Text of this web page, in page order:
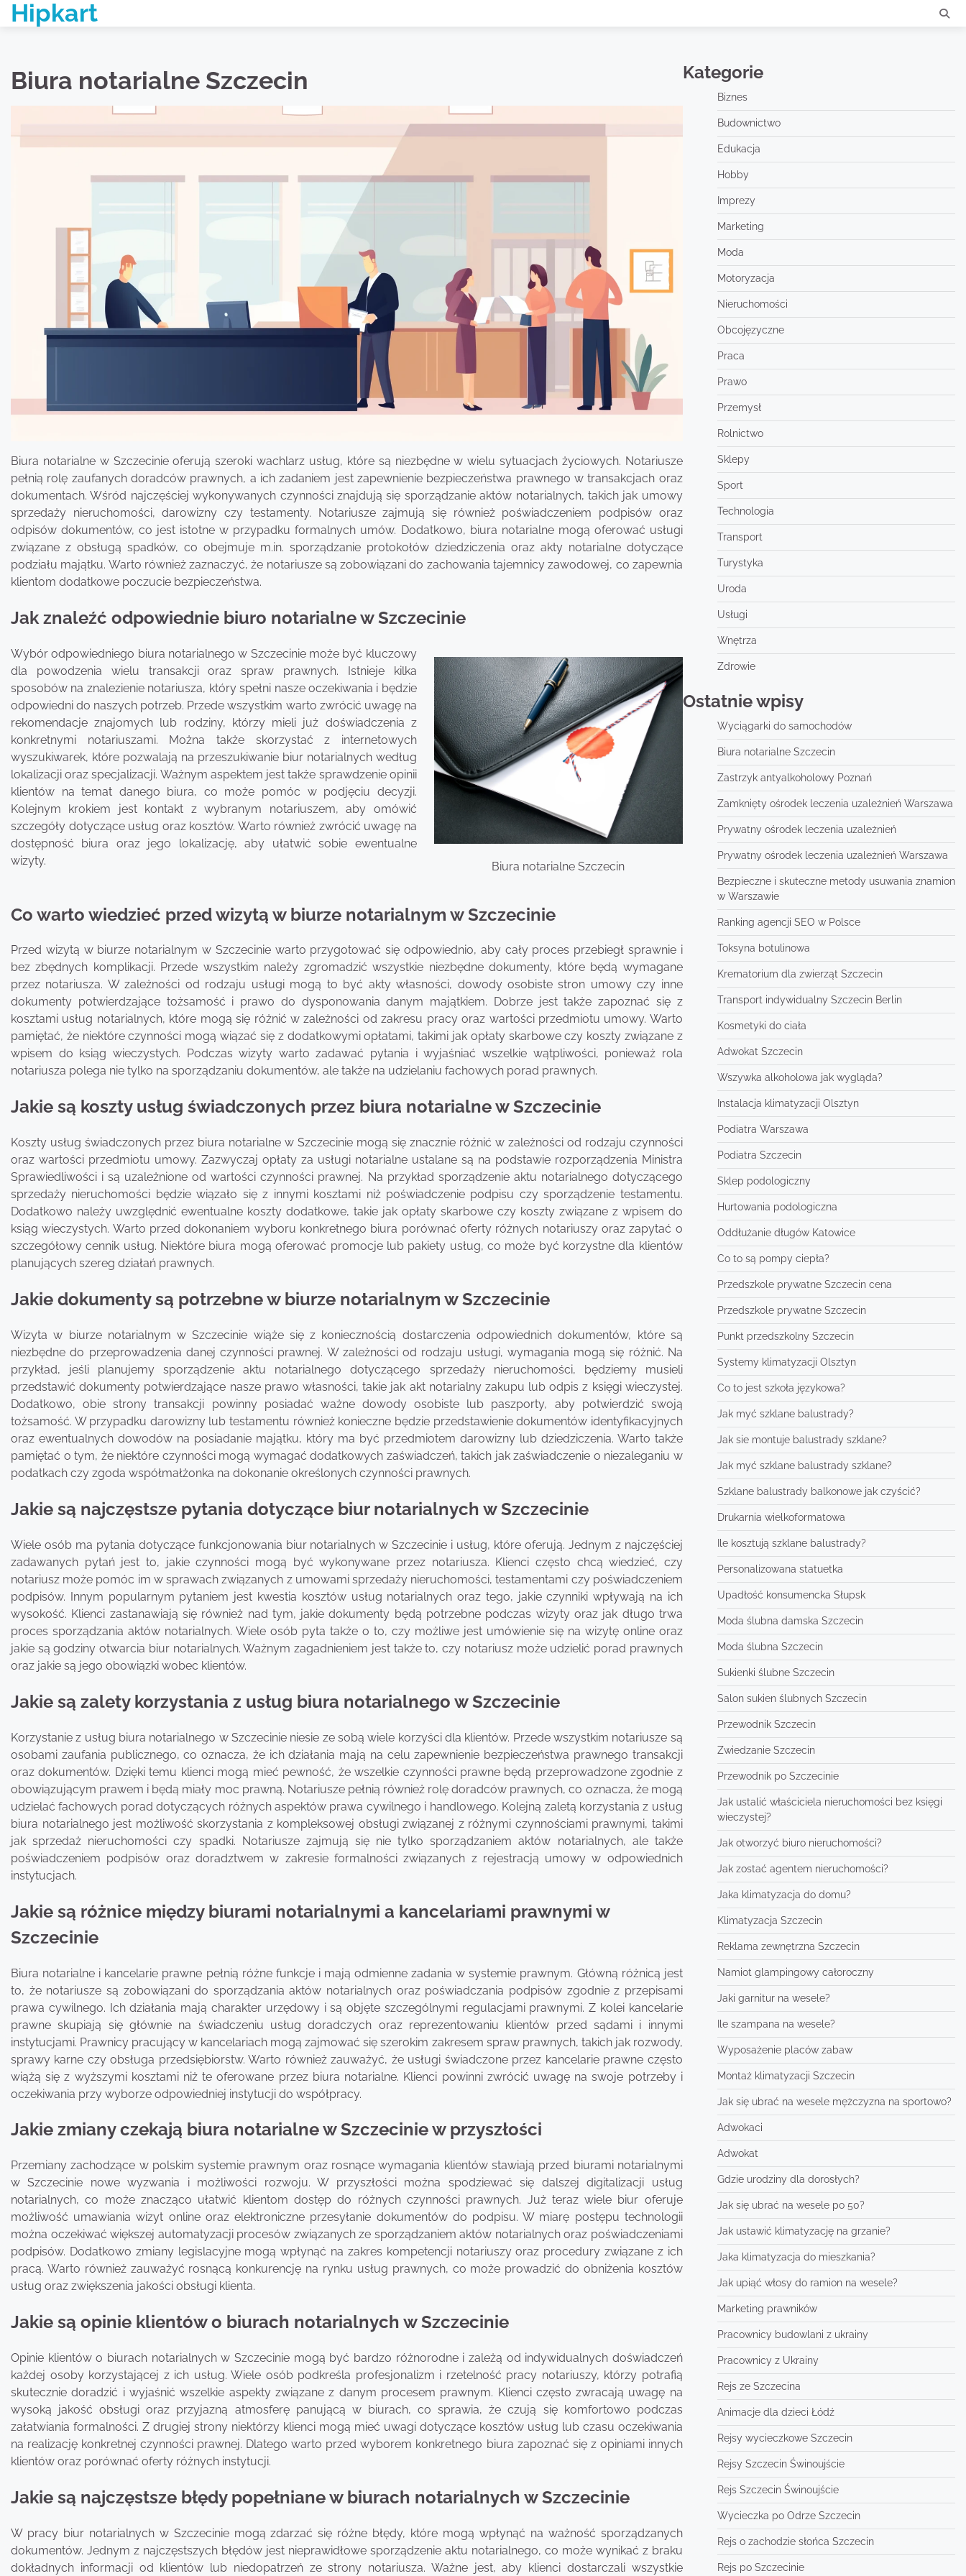
SkipHipkart
Biura notarialne Szczecin
Biura notarialne w Szczecinie oferują szeroki wachlarz usług, które są niezbędne w wielu sytuacjach życiowych. Notariusze
pełnią rolę zaufanych doradców prawnych, a ich zadaniem jest zapewnienie bezpieczeństwa prawnego w transakcjach oraz
dokumentach. Wśród najczęściej wykonywanych czynności znajdują się sporządzanie aktów notarialnych, takich jak umowy
sprzedaży nieruchomości, darowizny czy testamenty. Notariusze zajmują się również poświadczeniem podpisów oraz
odpisów dokumentów, co jest istotne w przypadku formalnych umów. Dodatkowo, biura notarialne mogą oferować usługi
związane z obsługą spadków, co obejmuje m.in. sporządzanie protokołów dziedziczenia oraz akty notarialne dotyczące
podziału majątku. Warto również zaznaczyć, że notariusze są zobowiązani do zachowania tajemnicy zawodowej, co zapewnia
klientom dodatkowe poczucie bezpieczeństwa.
Jak znaleźć odpowiednie biuro notarialne w Szczecinie
Biura notarialne Szczecin
Wybór odpowiedniego biura notarialnego w Szczecinie może być kluczowy
dla powodzenia wielu transakcji oraz spraw prawnych. Istnieje kilka
sposobów na znalezienie notariusza, który spełni nasze oczekiwania i będzie
odpowiedni do naszych potrzeb. Przede wszystkim warto zwrócić uwagę na
rekomendacje znajomych lub rodziny, którzy mieli już doświadczenia z
konkretnymi notariuszami. Można także skorzystać z internetowych
wyszukiwarek, które pozwalają na przeszukiwanie biur notarialnych według
lokalizacji oraz specjalizacji. Ważnym aspektem jest także sprawdzenie opinii
klientów na temat danego biura, co może pomóc w podjęciu decyzji.
Kolejnym krokiem jest kontakt z wybranym notariuszem, aby omówić
szczegóły dotyczące usług oraz kosztów. Warto również zwrócić uwagę na
dostępność biura oraz jego lokalizację, aby ułatwić sobie ewentualne
wizyty.
Co warto wiedzieć przed wizytą w biurze notarialnym w Szczecinie
Przed wizytą w biurze notarialnym w Szczecinie warto przygotować się odpowiednio, aby cały proces przebiegł sprawnie i
bez zbędnych komplikacji. Przede wszystkim należy zgromadzić wszystkie niezbędne dokumenty, które będą wymagane
przez notariusza. W zależności od rodzaju usługi mogą to być akty własności, dowody osobiste stron umowy czy inne
dokumenty potwierdzające tożsamość i prawo do dysponowania danym majątkiem. Dobrze jest także zapoznać się z
kosztami usług notarialnych, które mogą się różnić w zależności od zakresu pracy oraz wartości przedmiotu umowy. Warto
pamiętać, że niektóre czynności mogą wiązać się z dodatkowymi opłatami, takimi jak opłaty skarbowe czy koszty związane z
wpisem do ksiąg wieczystych. Podczas wizyty warto zadawać pytania i wyjaśniać wszelkie wątpliwości, ponieważ rola
notariusza polega nie tylko na sporządzaniu dokumentów, ale także na udzielaniu fachowych porad prawnych.
Jakie są koszty usług świadczonych przez biura notarialne w Szczecinie
Koszty usług świadczonych przez biura notarialne w Szczecinie mogą się znacznie różnić w zależności od rodzaju czynności
oraz wartości przedmiotu umowy. Zazwyczaj opłaty za usługi notarialne ustalane są na podstawie rozporządzenia Ministra
Sprawiedliwości i są uzależnione od wartości czynności prawnej. Na przykład sporządzenie aktu notarialnego dotyczącego
sprzedaży nieruchomości będzie wiązało się z innymi kosztami niż poświadczenie podpisu czy sporządzenie testamentu.
Dodatkowo należy uwzględnić ewentualne koszty dodatkowe, takie jak opłaty skarbowe czy koszty związane z wpisem do
ksiąg wieczystych. Warto przed dokonaniem wyboru konkretnego biura porównać oferty różnych notariuszy oraz zapytać o
szczegółowy cennik usług. Niektóre biura mogą oferować promocje lub pakiety usług, co może być korzystne dla klientów
planujących szereg działań prawnych.
Jakie dokumenty są potrzebne w biurze notarialnym w Szczecinie
Wizyta w biurze notarialnym w Szczecinie wiąże się z koniecznością dostarczenia odpowiednich dokumentów, które są
niezbędne do przeprowadzenia danej czynności prawnej. W zależności od rodzaju usługi, wymagania mogą się różnić. Na
przykład, jeśli planujemy sporządzenie aktu notarialnego dotyczącego sprzedaży nieruchomości, będziemy musieli
przedstawić dokumenty potwierdzające nasze prawo własności, takie jak akt notarialny zakupu lub odpis z księgi wieczystej.
Dodatkowo, obie strony transakcji powinny posiadać ważne dowody osobiste lub paszporty, aby potwierdzić swoją
tożsamość. W przypadku darowizny lub testamentu również konieczne będzie przedstawienie dokumentów identyfikacyjnych
oraz ewentualnych dowodów na posiadanie majątku, który ma być przedmiotem darowizny lub dziedziczenia. Warto także
pamiętać o tym, że niektóre czynności mogą wymagać dodatkowych zaświadczeń, takich jak zaświadczenie o niezaleganiu w
podatkach czy zgoda współmałżonka na dokonanie określonych czynności prawnych.
Jakie są najczęstsze pytania dotyczące biur notarialnych w Szczecinie
Wiele osób ma pytania dotyczące funkcjonowania biur notarialnych w Szczecinie i usług, które oferują. Jednym z najczęściej
zadawanych pytań jest to, jakie czynności mogą być wykonywane przez notariusza. Klienci często chcą wiedzieć, czy
notariusz może pomóc im w sprawach związanych z umowami sprzedaży nieruchomości, testamentami czy poświadczeniem
podpisów. Innym popularnym pytaniem jest kwestia kosztów usług notarialnych oraz tego, jakie czynniki wpływają na ich
wysokość. Klienci zastanawiają się również nad tym, jakie dokumenty będą potrzebne podczas wizyty oraz jak długo trwa
proces sporządzania aktów notarialnych. Wiele osób pyta także o to, czy możliwe jest umówienie się na wizytę online oraz
jakie są godziny otwarcia biur notarialnych. Ważnym zagadnieniem jest także to, czy notariusz może udzielić porad prawnych
oraz jakie są jego obowiązki wobec klientów.
Jakie są zalety korzystania z usług biura notarialnego w Szczecinie
Korzystanie z usług biura notarialnego w Szczecinie niesie ze sobą wiele korzyści dla klientów. Przede wszystkim notariusze są
osobami zaufania publicznego, co oznacza, że ich działania mają na celu zapewnienie bezpieczeństwa prawnego transakcji
oraz dokumentów. Dzięki temu klienci mogą mieć pewność, że wszelkie czynności prawne będą przeprowadzone zgodnie z
obowiązującym prawem i będą miały moc prawną. Notariusze pełnią również rolę doradców prawnych, co oznacza, że mogą
udzielać fachowych porad dotyczących różnych aspektów prawa cywilnego i handlowego. Kolejną zaletą korzystania z usług
biura notarialnego jest możliwość skorzystania z kompleksowej obsługi związanej z różnymi czynnościami prawnymi, takimi
jak sprzedaż nieruchomości czy spadki. Notariusze zajmują się nie tylko sporządzaniem aktów notarialnych, ale także
poświadczeniem podpisów oraz doradztwem w zakresie formalności związanych z rejestracją umowy w odpowiednich
instytucjach.
Jakie są różnice między biurami notarialnymi a kancelariami prawnymi w
Szczecinie
Biura notarialne i kancelarie prawne pełnią różne funkcje i mają odmienne zadania w systemie prawnym. Główną różnicą jest
to, że notariusze są zobowiązani do sporządzania aktów notarialnych oraz poświadczania podpisów zgodnie z przepisami
prawa cywilnego. Ich działania mają charakter urzędowy i są objęte szczególnymi regulacjami prawnymi. Z kolei kancelarie
prawne skupiają się głównie na świadczeniu usług doradczych oraz reprezentowaniu klientów przed sądami i innymi
instytucjami. Prawnicy pracujący w kancelariach mogą zajmować się szerokim zakresem spraw prawnych, takich jak rozwody,
sprawy karne czy obsługa przedsiębiorstw. Warto również zauważyć, że usługi świadczone przez kancelarie prawne często
wiążą się z wyższymi kosztami niż te oferowane przez biura notarialne. Klienci powinni zwrócić uwagę na swoje potrzeby i
oczekiwania przy wyborze odpowiedniej instytucji do współpracy.
Jakie zmiany czekają biura notarialne w Szczecinie w przyszłości
Przemiany zachodzące w polskim systemie prawnym oraz rosnące wymagania klientów stawiają przed biurami notarialnymi
w Szczecinie nowe wyzwania i możliwości rozwoju. W przyszłości można spodziewać się dalszej digitalizacji usług
notarialnych, co może znacząco ułatwić klientom dostęp do różnych czynności prawnych. Już teraz wiele biur oferuje
możliwość umawiania wizyt online oraz elektroniczne przesyłanie dokumentów do podpisu. W miarę postępu technologii
można oczekiwać większej automatyzacji procesów związanych ze sporządzaniem aktów notarialnych oraz poświadczeniami
podpisów. Dodatkowo zmiany legislacyjne mogą wpłynąć na zakres kompetencji notariuszy oraz procedury związane z ich
pracą. Warto również zauważyć rosnącą konkurencję na rynku usług prawnych, co może prowadzić do obniżenia kosztów
usług oraz zwiększenia jakości obsługi klienta.
Jakie są opinie klientów o biurach notarialnych w Szczecinie
Opinie klientów o biurach notarialnych w Szczecinie mogą być bardzo różnorodne i zależą od indywidualnych doświadczeń
każdej osoby korzystającej z ich usług. Wiele osób podkreśla profesjonalizm i rzetelność pracy notariuszy, którzy potrafią
skutecznie doradzić i wyjaśnić wszelkie aspekty związane z danym procesem prawnym. Klienci często zwracają uwagę na
wysoką jakość obsługi oraz przyjazną atmosferę panującą w biurach, co sprawia, że czują się komfortowo podczas
załatwiania formalności. Z drugiej strony niektórzy klienci mogą mieć uwagi dotyczące kosztów usług lub czasu oczekiwania
na realizację konkretnej czynności prawnej. Dlatego warto przed wyborem konkretnego biura zapoznać się z opiniami innych
klientów oraz porównać oferty różnych instytucji.
Jakie są najczęstsze błędy popełniane w biurach notarialnych w Szczecinie
W pracy biur notarialnych w Szczecinie mogą zdarzać się różne błędy, które mogą wpłynąć na ważność sporządzanych
dokumentów. Jednym z najczęstszych błędów jest nieprawidłowe sporządzenie aktu notarialnego, co może wynikać z braku
dokładnych informacji od klientów lub niedopatrzeń ze strony notariusza. Ważne jest, aby klienci dostarczali wszystkie
Kategorie
Biznes
Budownictwo
Edukacja
Hobby
Imprezy
Marketing
Moda
Motoryzacja
Nieruchomości
Obcojęzyczne
Praca
Prawo
Przemysł
Rolnictwo
Sklepy
Sport
Technologia
Transport
Turystyka
Uroda
Usługi
Wnętrza
Zdrowie
Ostatnie wpisy
Wyciągarki do samochodów
Biura notarialne Szczecin
Zastrzyk antyalkoholowy Poznań
Zamknięty ośrodek leczenia uzależnień Warszawa
Prywatny ośrodek leczenia uzależnień
Prywatny ośrodek leczenia uzależnień Warszawa
Bezpieczne i skuteczne metody usuwania znamion
w Warszawie
Ranking agencji SEO w Polsce
Toksyna botulinowa
Krematorium dla zwierząt Szczecin
Transport indywidualny Szczecin Berlin
Kosmetyki do ciała
Adwokat Szczecin
Wszywka alkoholowa jak wygląda?
Instalacja klimatyzacji Olsztyn
Podiatra Warszawa
Podiatra Szczecin
Sklep podologiczny
Hurtowania podologiczna
Oddłużanie długów Katowice
Co to są pompy ciepła?
Przedszkole prywatne Szczecin cena
Przedszkole prywatne Szczecin
Punkt przedszkolny Szczecin
Systemy klimatyzacji Olsztyn
Co to jest szkoła językowa?
Jak myć szklane balustrady?
Jak sie montuje balustrady szklane?
Jak myć szklane balustrady szklane?
Szklane balustrady balkonowe jak czyścić?
Drukarnia wielkoformatowa
Ile kosztują szklane balustrady?
Personalizowana statuetka
Upadłość konsumencka Słupsk
Moda ślubna damska Szczecin
Moda ślubna Szczecin
Sukienki ślubne Szczecin
Salon sukien ślubnych Szczecin
Przewodnik Szczecin
Zwiedzanie Szczecin
Przewodnik po Szczecinie
Jak ustalić właściciela nieruchomości bez księgi
wieczystej?
Jak otworzyć biuro nieruchomości?
Jak zostać agentem nieruchomości?
Jaka klimatyzacja do domu?
Klimatyzacja Szczecin
Reklama zewnętrzna Szczecin
Namiot glampingowy całoroczny
Jaki garnitur na wesele?
Ile szampana na wesele?
Wyposażenie placów zabaw
Montaż klimatyzacji Szczecin
Jak się ubrać na wesele mężczyzna na sportowo?
Adwokaci
Adwokat
Gdzie urodziny dla dorosłych?
Jak się ubrać na wesele po 50?
Jak ustawić klimatyzację na grzanie?
Jaka klimatyzacja do mieszkania?
Jak upiąć włosy do ramion na wesele?
Marketing prawników
Pracownicy budowlani z ukrainy
Pracownicy z Ukrainy
Rejs ze Szczecina
Animacje dla dzieci Łódź
Rejsy wycieczkowe Szczecin
Rejsy Szczecin Świnoujście
Rejs Szczecin Świnoujście
Wycieczka po Odrze Szczecin
Rejs o zachodzie słońca Szczecin
Rejs po Szczecinie